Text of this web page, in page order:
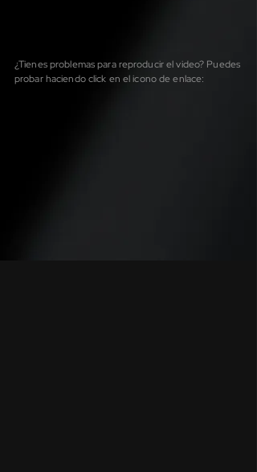
¿Tienes problemas para reproducir el video? Puedes
probar haciendo click en el icono de enlace: